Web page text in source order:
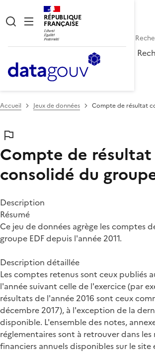
RÉPUBLIQUE
FRANÇAISE
Accueil Jeux de données Compte de résultat
Compte de résultat
consolidé du
Description
Résumé
Ce jeu de données agrège les comptes
groupe EDF depuis l'année 2011.
Description détaillée
Les comptes retenus sont ceux publiés
l'année suivant celle de l'exercice (par
résultats de l'année 2016 sont ceux
décembre 2017), à l'exception de la
disponible. L'ensemble des notes,
réglementaires sont à retrouver dans
financiers annuels disponibles sur le site